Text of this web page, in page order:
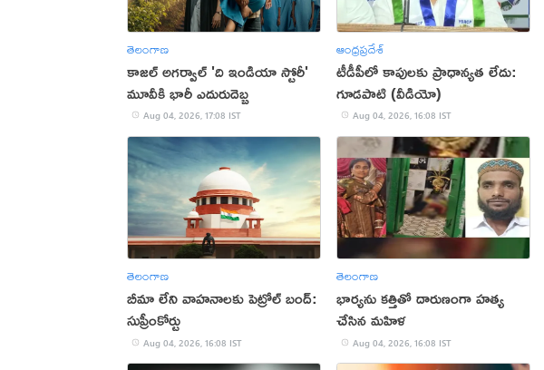
తెలంగాణ
కాజల్ అగర్వాల్ 'ది ఇండియా స్టోరీ'
మూవీకి భారీ ఎదురుదెబ్బ
Aug 04, 2026, 17:08 IST
ఆంధ్రప్రదేశ్
టీడీపీలో కాపులకు ప్రాధాన్యత లేదు:
గూడపాటి (వీడియో)
Aug 04, 2026, 16:08 IST
తెలంగాణ
బీమా లేని వాహనాలకు పెట్రోల్ బంద్:
సుప్రీంకోర్టు
Aug 04, 2026, 16:08 IST
తెలంగాణ
భార్యను కత్తితో దారుణంగా హత్య
చేసిన మహిళ
Aug 04, 2026, 16:08 IST